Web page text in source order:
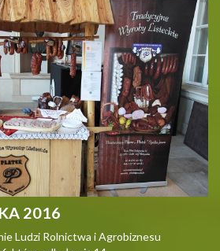
2016
Ludzi Rolnictwa i Agrobiznesu